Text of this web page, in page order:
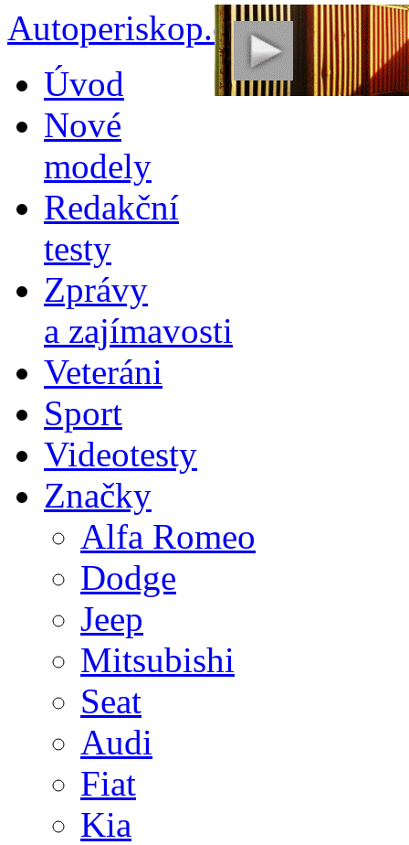
Autoperiskop.cz –
obsahu
webu
Úvod
Nové
modely
Redakční
testy
Zprávy
a zajímavosti
Veteráni
Sport
Videotesty
Značky
Alfa Romeo
Dodge
Jeep
Mitsubishi
Seat
Audi
Fiat
Kia